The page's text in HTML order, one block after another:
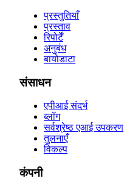
प्रस्तुतियाँ
प्रस्ताव
रिपोर्टें
अनुबंध
बायोडाटा
संसाधन
एपीआई संदर्भ
ब्लॉग
सर्वश्रेष्ठ एआई उपकरण
तुलनाएँ
विकल्प
कंपनी